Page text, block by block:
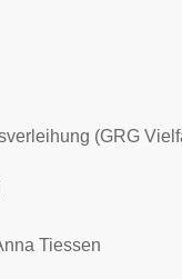
(GRG
Tiessen